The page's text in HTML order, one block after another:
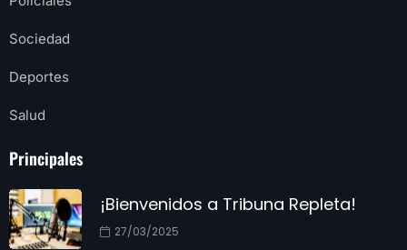
Sociedad
Deportes
Salud
Principales
¡Bienvenidos a Tribuna Repleta!
27/03/2025